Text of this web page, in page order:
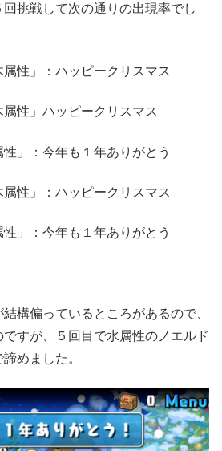
挑戦して次の通りの出現率でし
属性」：ハッピークリスマス
性」ハッピークリスマス
」：今年も１年ありがとう
性」：ハッピークリスマス
」：今年も１年ありがとう
構偏っているところがあるので、
すが、５回目で水属性のノエルド
めました。